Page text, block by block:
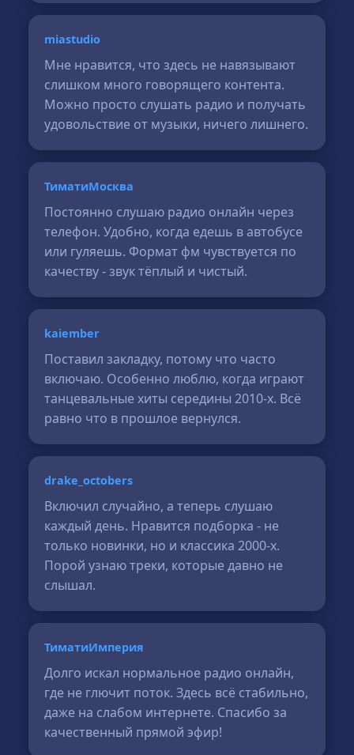
miastudio
Мне нравится, что здесь не навязывают
слишком много говорящего контента.
Можно просто слушать радио и получать
удовольствие от музыки, ничего лишнего.
ТиматиМосква
Постоянно слушаю радио онлайн через
телефон. Удобно, когда едешь в автобусе
или гуляешь. Формат фм чувствуется по
качеству - звук тёплый и чистый.
kaiember
Поставил закладку, потому что часто
включаю. Особенно люблю, когда играют
танцевальные хиты середины 2010-х. Всё
равно что в прошлое вернулся.
drake_octobers
Включил случайно, а теперь слушаю
каждый день. Нравится подборка - не
только новинки, но и классика 2000-х.
Порой узнаю треки, которые давно не
слышал.
ТиматиИмперия
Долго искал нормальное радио онлайн,
где не глючит поток. Здесь всё стабильно,
даже на слабом интернете. Спасибо за
качественный прямой эфир!